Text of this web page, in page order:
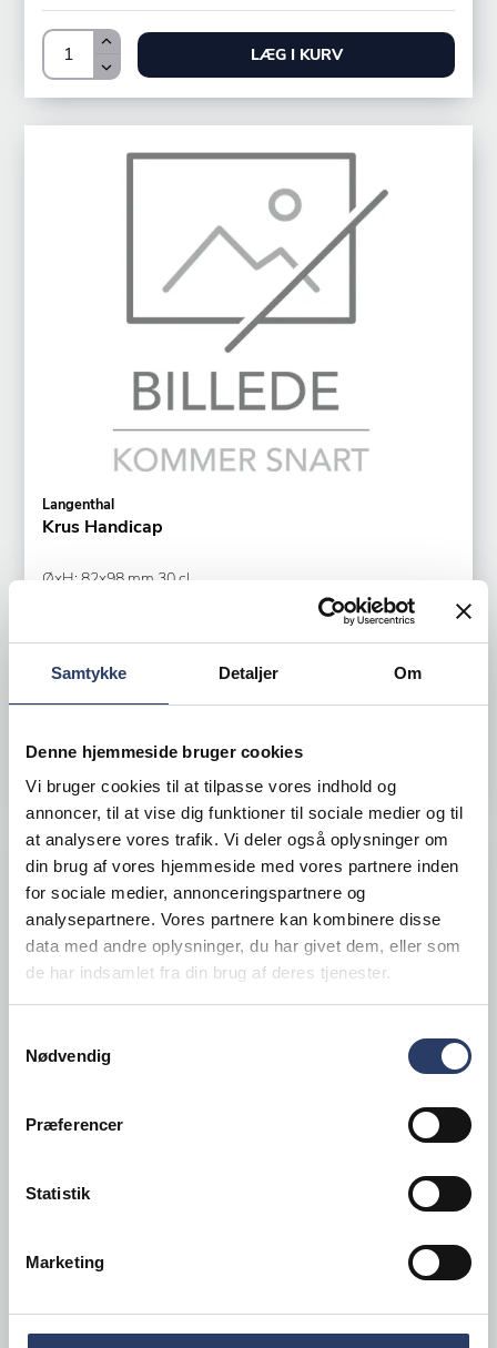
Samtykke Detaljer Om
Denne hjemmeside bruger cookies
Vi bruger cookies til at tilpasse vores indhold og
annoncer, til at vise dig funktioner til sociale medier og til
at analysere vores trafik. Vi deler også oplysninger om
din brug af vores hjemmeside med vores partnere inden
for sociale medier, annonceringspartnere og
analysepartnere. Vores partnere kan kombinere disse
data med andre oplysninger, du har givet dem, eller som
de har indsamlet fra din brug af deres tjenester.
Nødvendig
Præferencer
Statistik
Marketing
LÆG I KURV
Langenthal
Krus Handicap
ØxH: 82x98 mm 30 cl
+10 på lager
130,00 DKK /productUnit
Blå Porcelæn